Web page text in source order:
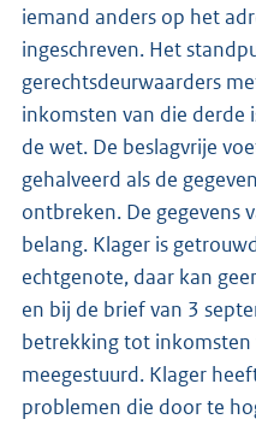
iemand anders op het
ingeschreven. Het
gerechtsdeurwaarders
inkomsten van die derde
de wet. De beslagvrije
gehalveerd als de
ontbreken. De gegevens
belang. Klager is
echtgenote, daar kan
en bij de brief van 3
betrekking tot inkomsten
meegestuurd. Klager
problemen die door te